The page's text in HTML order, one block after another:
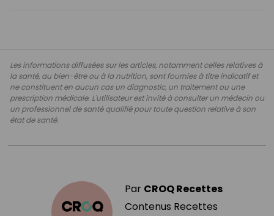
Les informations diffusées sur les articles, notamment celles relatives à
la santé, au bien-être ou à la nutrition, sont fournies à titre indicatif et
ne constituent en aucun cas un diagnostic, un traitement ou une
prescription médicale. L'utilisateur est invité à consulter un médecin ou
un professionnel de santé qualifié pour toute question relative à son
état de santé.
Par CROQ Recettes
Contenus Recettes